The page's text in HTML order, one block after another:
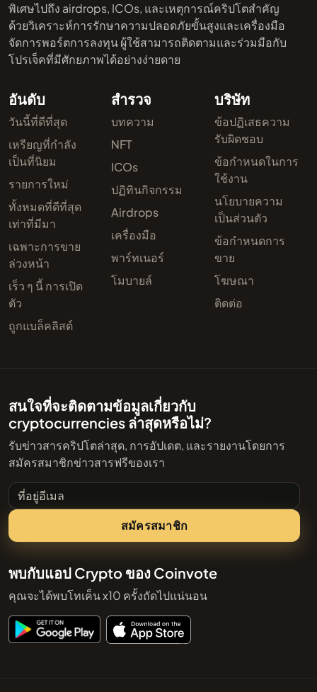
พิเศษไปถึง airdrops, ICOs, และเหตุการณ์คริปโตสำคัญ
ด้วยวิเคราะห์การรักษาความปลอดภัยขั้นสูงและเครื่องมือ
จัดการพอร์ตการลงทุน ผู้ใช้สามารถติดตามและร่วมมือกับ
โปรเจ็คที่มีศักยภาพได้อย่างง่ายดาย
อันดับ
วันนี้ที่ดีที่สุด
เหรียญที่กำลัง
เป็นที่นิยม
รายการใหม่
ทั้งหมดที่ดีที่สุด
เท่าที่มีมา
เฉพาะการขาย
ล่วงหน้า
เร็ว ๆ นี้ การเปิด
ตัว
ถูกแบล็คลิสต์
สำรวจ
บทความ
NFT
ICOs
ปฏิทินกิจกรรม
Airdrops
เครื่องมือ
พาร์ทเนอร์
โมบายล์
บริษัท
ข้อปฏิเสธความ
รับผิดชอบ
ข้อกำหนดในการ
ใช้งาน
นโยบายความ
เป็นส่วนตัว
ข้อกำหนดการ
ขาย
โฆษณา
ติดต่อ
สนใจที่จะติดตามข้อมูลเกี่ยวกับ
cryptocurrencies ล่าสุดหรือไม่?
รับข่าวสารคริปโตล่าสุด, การอัปเดต, และรายงานโดยการ
สมัครสมาชิกข่าวสารฟรีของเรา
ที่อยู่อีเมล
สมัครสมาชิก
พบกับแอป Crypto ของ Coinvote
คุณจะได้พบโทเค็น x10 ครั้งถัดไปแน่นอน